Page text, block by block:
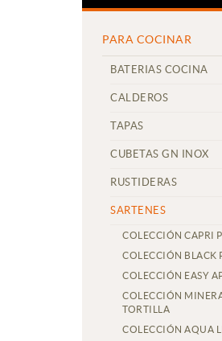
PARA COCINAR
BATERIAS COCINA
CALDEROS
TAPAS
CUBETAS GN INOX
RUSTIDERAS
SARTENES
COLECCIÓN CAPRI
COLECCIÓN BLACK
COLECCIÓN EASY
COLECCIÓN
TORTILLA
COLECCIÓN AQUA